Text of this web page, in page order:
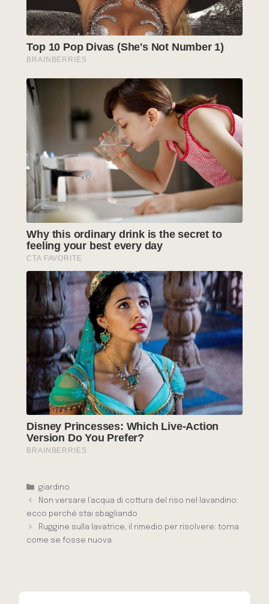
Categorie
giardino
Non versare l’acqua di cottura del riso nel lavandino:
ecco perché stai sbagliando
Ruggine sulla lavatrice, il rimedio per risolvere: torna
come se fosse nuova